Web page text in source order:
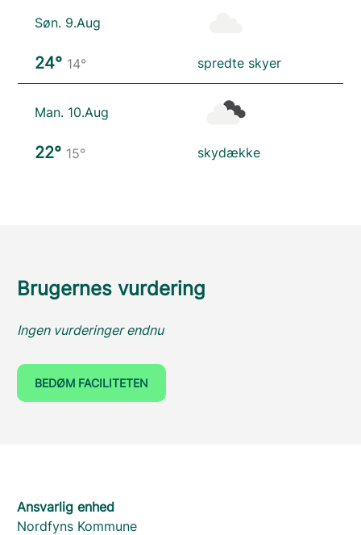
Søn. 9.Aug
24° 14° spredte skyer
Man. 10.Aug
22° 15° skydække
Brugernes vurdering
Ingen vurderinger endnu
BEDØM FACILITETEN
Ansvarlig enhed
Nordfyns Kommune